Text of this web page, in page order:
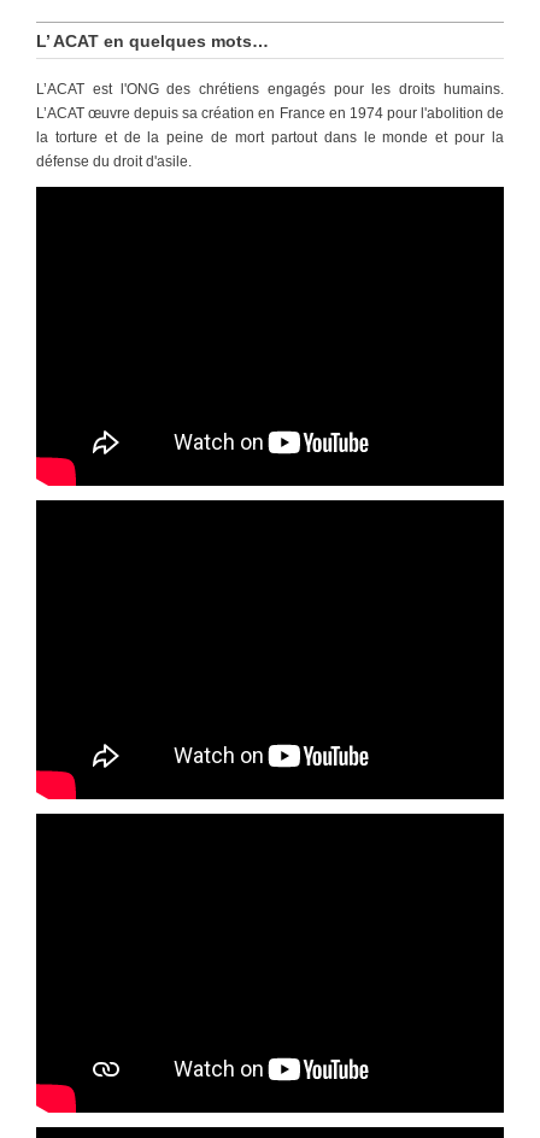
L’ ACAT en quelques mots…
L’ACAT est l'ONG des chrétiens engagés pour les droits humains.
L’ACAT œuvre depuis sa création en France en 1974 pour l'abolition de
la torture et de la peine de mort partout dans le monde et pour la
défense du droit d'asile.